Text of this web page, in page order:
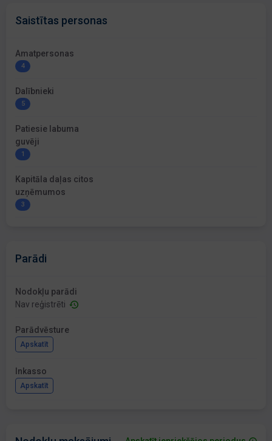
Saistītas personas
Amatpersonas
4
Dalībnieki
5
Patiesie labuma
guvēji
1
Kapitāla daļas citos
uzņēmumos
3
Parādi
Nodokļu parādi
Nav reģistrēti
Parādvēsture
Apskatīt
Inkasso
Apskatīt